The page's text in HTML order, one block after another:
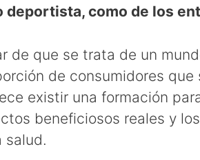
deportista, como de los
de que se trata de un
de consumidores
existir una formación
beneficiosos reales y
salud.